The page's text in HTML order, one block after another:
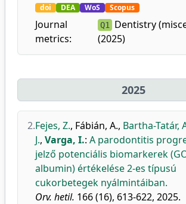
doi DEA WoS Scopus
Journal
metrics:
Q1 Dentistry
(2025)
2025
2.Fejes, Z., Fábián, A., Bartha-Tatár,
J., Varga, I.: A parodontitis
jelző potenciális biomarkerek
albumin) értékelése 2-es típusú
cukorbetegek nyálmintáiban.
Orv. hetil. 166 (16), 613-622, 2025.